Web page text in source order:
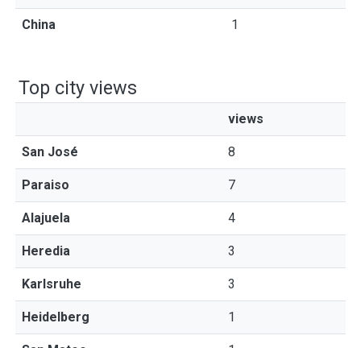
China 1
Top city views
views
San José 8
Paraiso 7
Alajuela 4
Heredia 3
Karlsruhe 3
Heidelberg 1